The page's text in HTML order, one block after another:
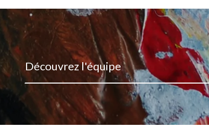
Découvrez l'équipe